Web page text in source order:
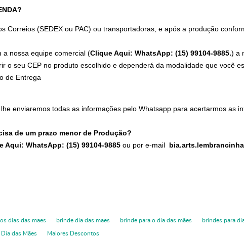
Correios (SEDEX ou PAC) ou transportadoras, e após a produção
a nossa equipe comercial (Clique Aqui: WhatsApp: (15) 99104-9885.) a
o seu CEP no produto escolhido e dependerá da modalidade que você
de Entrega
enviaremos todas as informações pelo Whatsapp para acertarmos as
de um prazo menor de Produção?
Aqui: WhatsApp: (15) 99104-9885 ou por e-mail
dias das maes brinde dia das maes brinde para o dia das mães brindes para
Dia das Mães Maiores Descontos